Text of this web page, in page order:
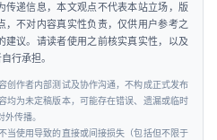
传递信息，本文观点不代表本站立场，版
，不对内容真实性负责，仅供用户参考之
建议。请读者使用之前核实真实性，以及
行承担。
创作者内部测试及协作沟通，不构成正式发布
均为未定稿版本，可能存在错误、遗漏或临时
传播。
当使用导致的直接或间接损失（包括但不限于